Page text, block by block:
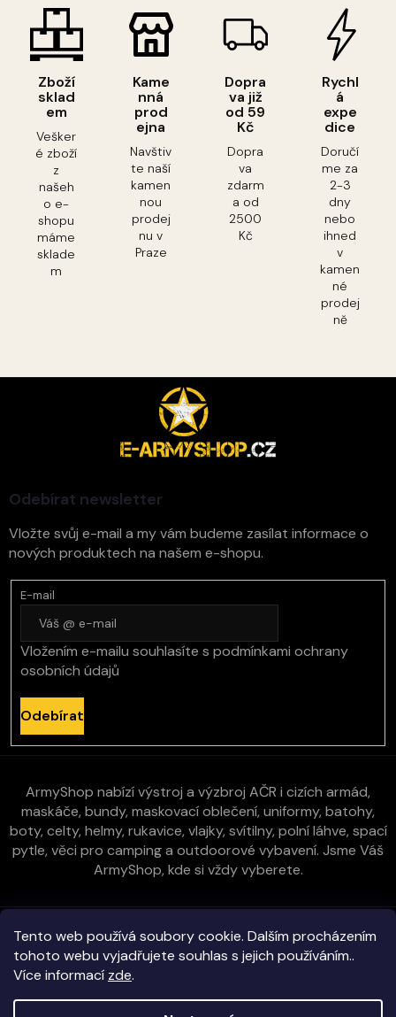
Tento web používá soubory cookie. Dalším procházením
tohoto webu vyjadřujete souhlas s jejich používáním..
Více informací zde.
Zboží
sklad
em
Vešker
é zboží
z
našeh
o e-
shopu
máme
sklade
m
Kame
nná
prod
ejna
Navštiv
te naší
kamen
nou
prodej
nu v
Praze
Dopra
va již
od 59
Kč
Dopra
va
zdarm
a od
2500
Kč
Rychl
á
expe
dice
Doručí
me za
2-3
dny
nebo
ihned
v
kamen
né
prodej
ně
Odebírat newsletter
Vložte svůj e-mail a my vám budeme zasílat informace o
nových produktech na našem e-shopu.
E-mail
Vložením e-mailu souhlasíte s podmínkami ochrany
osobních údajů
Odebírat
ArmyShop nabízí výstroj a výzbroj AČR i cizích armád,
maskáče, bundy, maskovací oblečení, uniformy, batohy,
boty, celty, helmy, rukavice, vlajky, svítilny, polní láhve, spací
pytle, věci pro camping a outdoorové vybavení. Jsme Váš
ArmyShop, kde si vždy vyberete.
Zákaznická péče
Vše o nákupu